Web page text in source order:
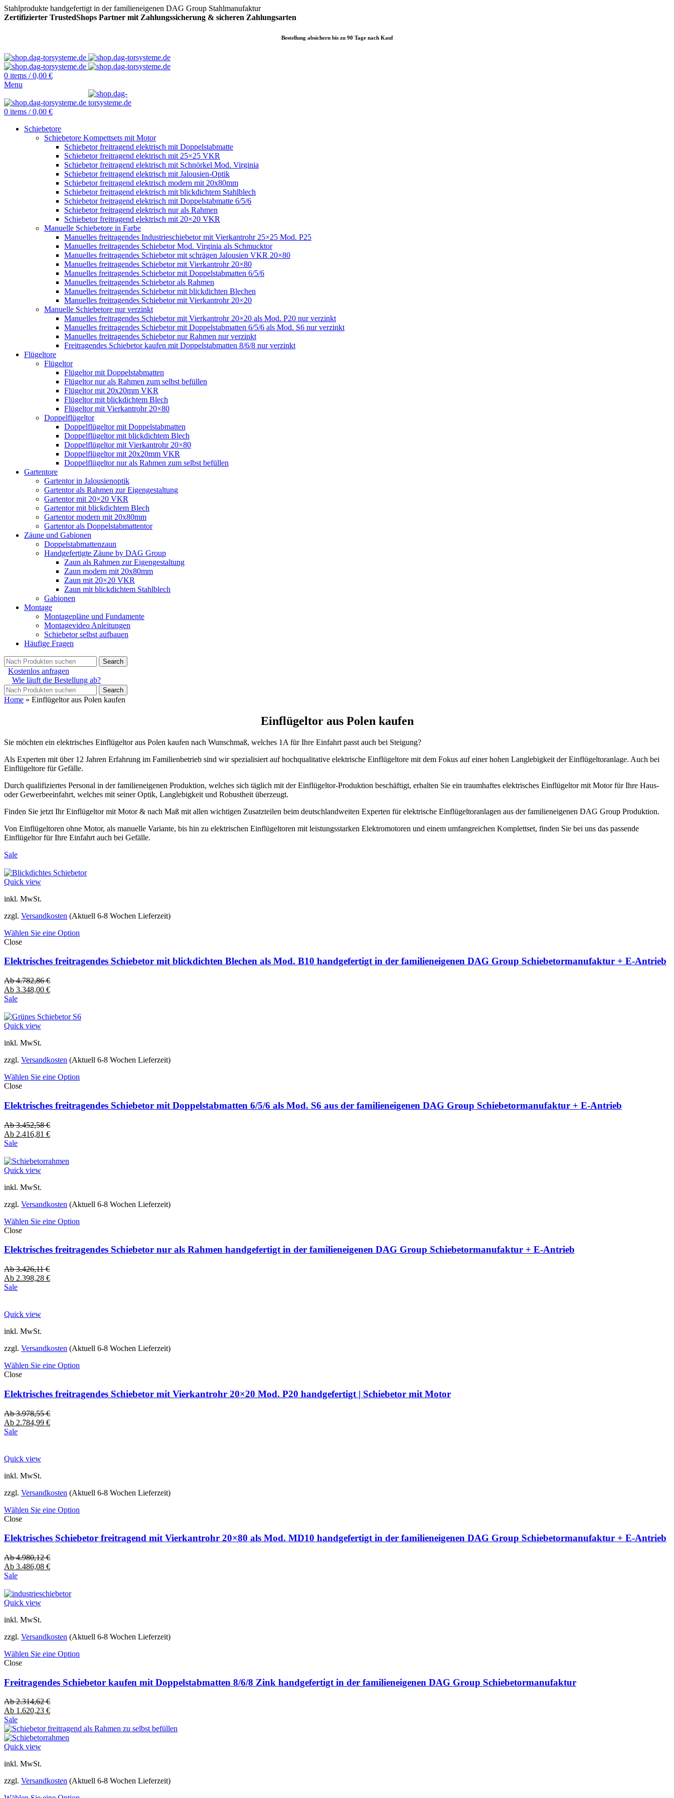
Stahlprodukte handgefertigt in der familieneigenen DAG Group Stahlmanufaktur
Zertifizierter TrustedShops Partner mit Zahlungssicherung & sicheren Zahlungsarten
Bestellung absichern bis zu 90 Tage nach Kauf
0 items / 0,00 €
Menu
0 items / 0,00 €
Schiebetore
Schiebetore Kompettsets mit Motor
Schiebetor freitragend elektrisch mit Doppelstabmatte
Schiebetor freitragend elektrisch mit 25×25 VKR
Schiebetor freitragend elektrisch mit Schnörkel Mod. Virginia
Schiebetor freitragend elektrisch mit Jalousien-Optik
Schiebetor freitragend elektrisch modern mit 20x80mm
Schiebetor freitragend elektrisch mit blickdichtem Stahlblech
Schiebetor freitragend elektrisch mit Doppelstabmatte 6/5/6
Schiebetor freitragend elektrisch nur als Rahmen
Schiebetor freitragend elektrisch mit 20×20 VKR
Manuelle Schiebetore in Farbe
Manuelles freitragendes Industrieschiebetor mit Vierkantrohr 25×25 Mod. P25
Manuelles freitragendes Schiebetor Mod. Virginia als Schmucktor
Manuelles freitragendes Schiebetor mit schrägen Jalousien VKR 20×80
Manuelles freitragendes Schiebetor mit Vierkantrohr 20×80
Manuelles freitragendes Schiebetor mit Doppelstabmatten 6/5/6
Manuelles freitragendes Schiebetor als Rahmen
Manuelles freitragendes Schiebetor mit blickdichten Blechen
Manuelles freitragendes Schiebetor mit Vierkantrohr 20×20
Manuelle Schiebetore nur verzinkt
Manuelles freitragendes Schiebetor mit Vierkantrohr 20×20 als Mod. P20 nur verzinkt
Manuelles freitragendes Schiebetor mit Doppelstabmatten 6/5/6 als Mod. S6 nur verzinkt
Manuelles freitragendes Schiebetor nur Rahmen nur verzinkt
Freitragendes Schiebetor kaufen mit Doppelstabmatten 8/6/8 nur verzinkt
Flügeltore
Flügeltor
Flügeltor mit Doppelstabmatten
Flügeltor nur als Rahmen zum selbst befüllen
Flügeltor mit 20x20mm VKR
Flügeltor mit blickdichtem Blech
Flügeltor mit Vierkantrohr 20×80
Doppelflügeltor
Doppelflügeltor mit Doppelstabmatten
Doppelflügeltor mit blickdichtem Blech
Doppelflügeltor mit Vierkantrohr 20×80
Doppelflügeltor mit 20x20mm VKR
Doppelflügeltor nur als Rahmen zum selbst befüllen
Gartentore
Gartentor in Jalousienoptik
Gartentor als Rahmen zur Eigengestaltung
Gartentor mit 20×20 VKR
Gartentor mit blickdichtem Blech
Gartentor modern mit 20x80mm
Gartentor als Doppelstabmattentor
Zäune und Gabionen
Doppelstabmattenzaun
Handgefertigte Zäune by DAG Group
Zaun als Rahmen zur Eigengestaltung
Zaun modern mit 20x80mm
Zaun mit 20×20 VKR
Zaun mit blickdichtem Stahlblech
Gabionen
Montage
Montagepläne und Fundamente
Montagevideo Anleitungen
Schiebetor selbst aufbauen
Häufige Fragen
Search
Kostenlos anfragen
Wie läuft die Bestellung ab?
Search
Home » Einflügeltor aus Polen kaufen
Einflügeltor aus Polen kaufen
Sie möchten ein elektrisches Einflügeltor aus Polen kaufen nach Wunschmaß, welches 1A für Ihre Einfahrt passt auch bei Steigung?
Als Experten mit über 12 Jahren Erfahrung im Familienbetrieb sind wir spezialisiert auf hochqualitative elektrische Einflügeltore mit dem Fokus auf einer hohen Langlebigkeit der Einflügeltoranlage. Auch bei
Einflügeltore für Gefälle.
Durch qualifiziertes Personal in der familieneigenen Produktion, welches sich täglich mit der Einflügeltor-Produktion beschäftigt, erhalten Sie ein traumhaftes elektrisches Einflügeltor mit Motor für Ihre Haus-
oder Gewerbeeinfahrt, welches mit seiner Optik, Langlebigkeit und Robustheit überzeugt.
Finden Sie jetzt Ihr Einflügeltor mit Motor & nach Maß mit allen wichtigen Zusatzteilen beim deutschlandweiten Experten für elektrische Einflügeltoranlagen aus der familieneigenen DAG Group Produktion.
Von Einflügeltoren ohne Motor, als manuelle Variante, bis hin zu elektrischen Einflügeltoren mit leistungsstarken Elektromotoren und einem umfangreichen Komplettset, finden Sie bei uns das passende
Einflügeltor für Ihre Einfahrt auch bei Gefälle.
Sale
Quick view
inkl. MwSt.
zzgl. Versandkosten (Aktuell 6-8 Wochen Lieferzeit)
Wählen Sie eine Option
Close
Elektrisches freitragendes Schiebetor mit blickdichten Blechen als Mod. B10 handgefertigt in der familieneigenen DAG Group Schiebetormanufaktur + E-Antrieb
Ab4.782,86€
Ab 3.348,00 €
Sale
Quick view
inkl. MwSt.
zzgl. Versandkosten (Aktuell 6-8 Wochen Lieferzeit)
Wählen Sie eine Option
Close
Elektrisches freitragendes Schiebetor mit Doppelstabmatten 6/5/6 als Mod. S6 aus der familieneigenen DAG Group Schiebetormanufaktur + E-Antrieb
Ab3.452,58€
Ab 2.416,81 €
Sale
Quick view
inkl. MwSt.
zzgl. Versandkosten (Aktuell 6-8 Wochen Lieferzeit)
Wählen Sie eine Option
Close
Elektrisches freitragendes Schiebetor nur als Rahmen handgefertigt in der familieneigenen DAG Group Schiebetormanufaktur + E-Antrieb
Ab3.426,11€
Ab 2.398,28 €
Sale
Quick view
inkl. MwSt.
zzgl. Versandkosten (Aktuell 6-8 Wochen Lieferzeit)
Wählen Sie eine Option
Close
Elektrisches freitragendes Schiebetor mit Vierkantrohr 20×20 Mod. P20 handgefertigt | Schiebetor mit Motor
Ab3.978,55€
Ab 2.784,99 €
Sale
Quick view
inkl. MwSt.
zzgl. Versandkosten (Aktuell 6-8 Wochen Lieferzeit)
Wählen Sie eine Option
Close
Elektrisches Schiebetor freitragend mit Vierkantrohr 20×80 als Mod. MD10 handgefertigt in der familieneigenen DAG Group Schiebetormanufaktur + E-Antrieb
Ab4.980,12€
Ab 3.486,08 €
Sale
Quick view
inkl. MwSt.
zzgl. Versandkosten (Aktuell 6-8 Wochen Lieferzeit)
Wählen Sie eine Option
Close
Freitragendes Schiebetor kaufen mit Doppelstabmatten 8/6/8 Zink handgefertigt in der familieneigenen DAG Group Schiebetormanufaktur
Ab2.314,62€
Ab 1.620,23 €
Sale
Quick view
inkl. MwSt.
zzgl. Versandkosten (Aktuell 6-8 Wochen Lieferzeit)